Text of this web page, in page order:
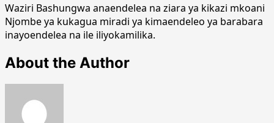
Waziri Bashungwa anaendelea na ziara ya kikazi mkoani
Njombe ya kukagua miradi ya kimaendeleo ya barabara
inayoendelea na ile iliyokamilika.
About the Author